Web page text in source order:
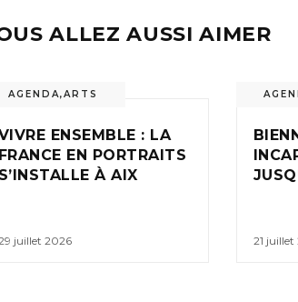
ALLEZ AUSSI AIMER
AGENDA,ARTS
ENSEMBLE : LA
FRANCE EN PORTRAITS
S’INSTALLE À AIX
juillet 2026 21